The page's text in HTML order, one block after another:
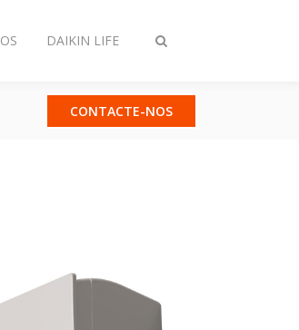
Comutar
DAIKIN LIFE
CONTACTE-NOS